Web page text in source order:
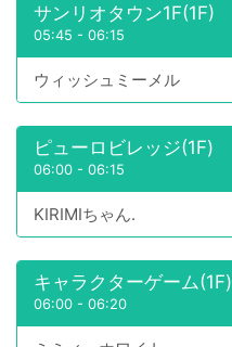
サンリオタウン1F(1F)
05:45 - 06:15
ウィッシュミーメル
ピューロビレッジ(1F)
06:00 - 06:15
KIRIMIちゃん.
キャラクターゲーム(1F)
06:00 - 06:20